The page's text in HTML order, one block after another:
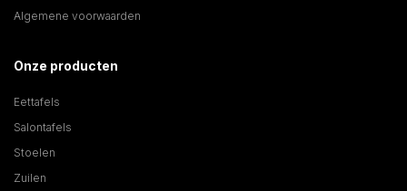
Algemene voorwaarden
Onze producten
Eettafels
Salontafels
Stoelen
Zuilen